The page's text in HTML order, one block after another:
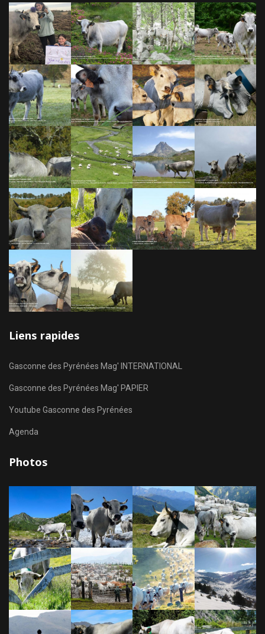
Liens rapides
Gasconne des Pyrénées Mag' INTERNATIONAL
Gasconne des Pyrénées Mag' PAPIER
Youtube Gasconne des Pyrénées
Agenda
Photos